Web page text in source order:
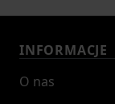
INFORMACJE
O nas